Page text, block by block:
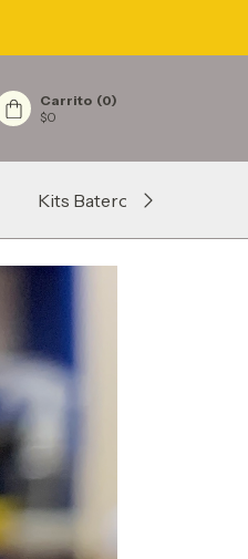
Carrito (0)
$0
Kits Batero